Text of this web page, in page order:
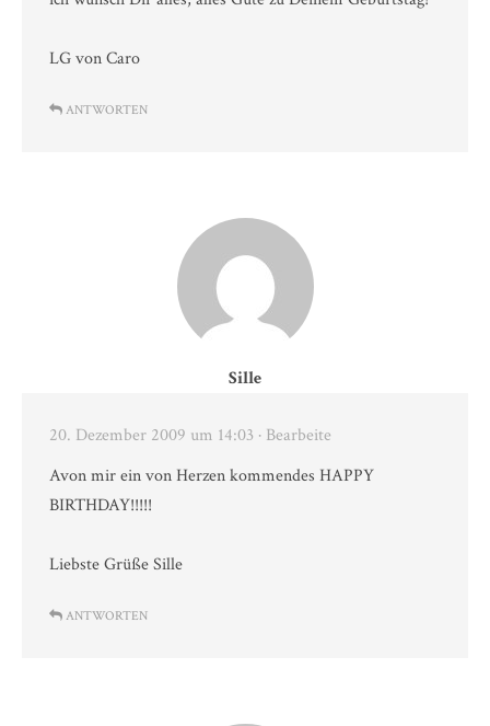
LG von Caro
ANTWORTEN
Sille
20. Dezember 2009 um 14:03 · Bearbeite
Avon mir ein von Herzen kommendes HAPPY
BIRTHDAY!!!!!
Liebste Grüße Sille
ANTWORTEN